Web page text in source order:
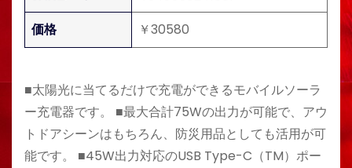
価格
￥30580
■太陽光に当てるだけで充電ができるモバイルソーラ
ー充電器です。 ■最大合計75Wの出力が可能で、アウ
トドアシーンはもちろん、防災用品としても活用が可
能です。 ■45W出力対応のUSB Type-C（TM）ポー